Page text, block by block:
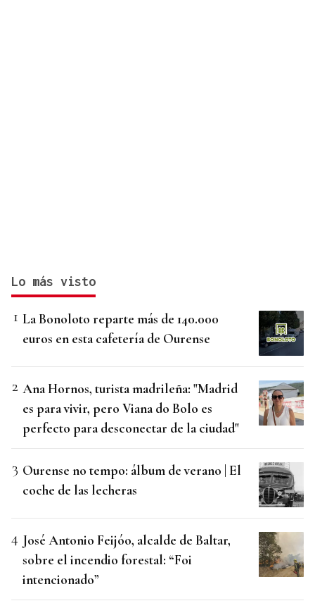
Lo más visto
La Bonoloto reparte más de 140.000
euros en esta cafetería de Ourense
Ana Hornos, turista madrileña: "Madrid
es para vivir, pero Viana do Bolo es
perfecto para desconectar de la ciudad"
Ourense no tempo: álbum de verano | El
coche de las lecheras
José Antonio Feijóo, alcalde de Baltar,
sobre el incendio forestal: “Foi
intencionado”